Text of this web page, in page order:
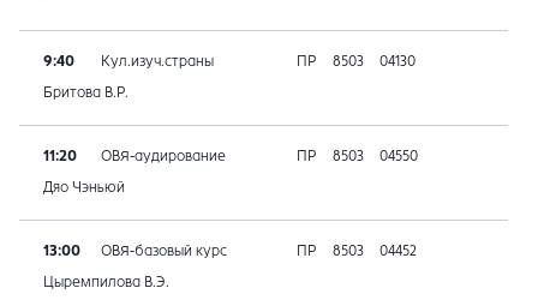
9:40 Кул.изуч.страны ПР 8503 04130
Бритова В.Р.
11:20 ОВЯ-аудирование ПР 8503 04550
Дяо Чэньюй
13:00 ОВЯ-базовый курс ПР 8503 04452
Цыремпилова В.Э.